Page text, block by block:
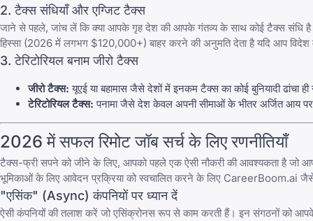
2. टैक्स संधियाँ और एग्जिट टैक्स
जाने से पहले, जांच लें कि क्या आपके गृह देश की आपके गंतव्य के साथ कोई टैक्स संधि
हिस्सा (2026 में लगभग $120,000+) बाहर करने की अनुमति देता है यदि आप विदेश
3. टेरिटोरियल बनाम जीरो टैक्स
जीरो टैक्स: यूएई या बहामास जैसे देशों में इनकम टैक्स का कोई बुनियादी ढांचा ही
टेरिटोरियल टैक्स: पनामा जैसे देश केवल अपनी सीमाओं के भीतर अर्जित आय
2026 में सफल रिमोट जॉब सर्च के लिए रणनीतियाँ
टैक्स-फ्री सपने को जीने के लिए, आपको पहले एक ऐसी नौकरी की आवश्यकता है जो
भूमिकाओं के लिए आवेदन प्रक्रिया को स्वचालित करने के लिए CareerBoom.ai
"एसिंक" (Async) कंपनियों पर ध्यान दें
ऐसी कंपनियों की तलाश करें जो एसिंक्रोनस रूप से काम करती हैं। इन संगठनों को आपके